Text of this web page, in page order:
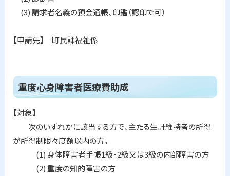
(3) 請求者名義の預金通帳、印鑑（認印で可）
【申請先】 町民課福祉係
ト
ッ
プ
戻
重度心身障害者医療費助成
【対象】
次のいずれかに該当する方で、主たる生計維持者の所得
が所得制限々度額以内の方。
(1) 身体障害者手帳1級・2級又は3級の内部障害の方
(2) 重度の知的障害の方